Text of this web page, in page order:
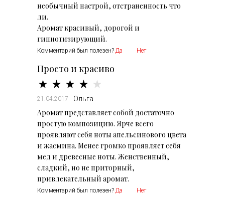
необычный настрой, отстраненность что
ли.
Аромат красивый, дорогой и
гипнотизирующий.
Комментарий был полезен? Да Нет
Просто и красиво
21.04.2017 Ольга
Аромат представляет собой достаточно
простую композицию. Ярче всего
проявляют себя ноты апельсинового цвета
и жасмина. Менее громко проявляет себя
мед и древесные ноты. Женственный,
сладкий, но не приторный,
привлекательный аромат.
Комментарий был полезен? Да Нет